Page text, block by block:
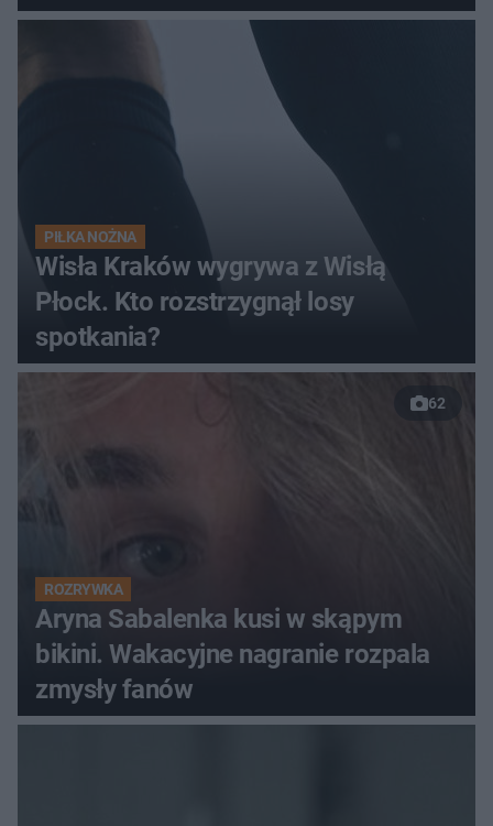
pełnym stadionie
PIŁKA NOŻNA
Wisła Kraków wygrywa z Wisłą
Płock. Kto rozstrzygnął losy
spotkania?
62
ROZRYWKA
Aryna Sabalenka kusi w skąpym
bikini. Wakacyjne nagranie rozpala
zmysły fanów